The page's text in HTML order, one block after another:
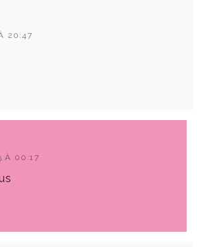
20:47
À 00:17